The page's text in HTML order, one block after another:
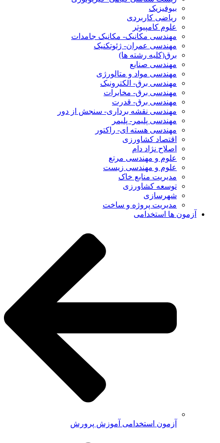
بیوفیزیک
ریاضی کاربردی
علوم کامپیوتر
مهندسی مکانیک- مکانیک جامدات
مهندسی عمران- ژئوتکنیک
برق(کلیه رشته ها)
مهندسی صنایع
مهندسی مواد و متالورژی
مهندسی برق- الکترونیک
مهندسی برق- مخابرات
مهندسی برق- قدرت
مهندسی نقشه برداری- سنجش از دور
مهندسی پلیمر- پلیمر
مهندسی هسته ای- راکتور
اقتصاد کشاورزی
اصلاح نژاد دام
علوم و مهندسی مرتع
علوم و مهندسی زیست
مدیریت منابع خاک
توسعه کشاورزی
شهرسازی
مدیریت پروژه و ساخت
آزمون ها استخدامی
آزمون استخدامی آموزش پرورش